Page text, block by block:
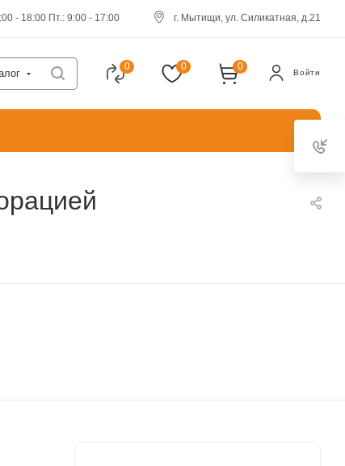
- 18:00 Пт.: 9:00 - 17:00 г. Мытищи, ул. Силикатная, д.21
0 0 0
Войти